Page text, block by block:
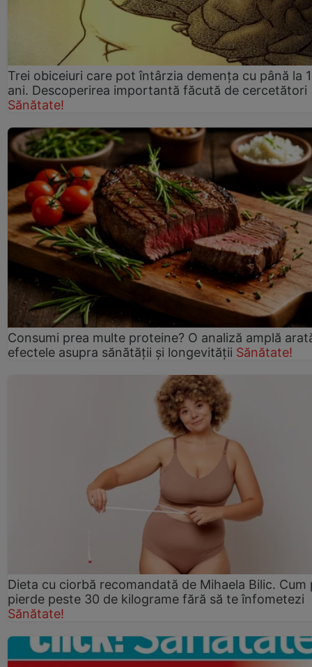
Trei obiceiuri care pot întârzia demența cu până la
ani. Descoperirea importantă făcută de cercetători
Sănătate!
Consumi prea multe proteine? O analiză amplă
efectele asupra sănătății și longevității Sănătate!
Dieta cu ciorbă recomandată de Mihaela Bilic. Cum
pierde peste 30 de kilograme fără să te înfometezi
Sănătate!